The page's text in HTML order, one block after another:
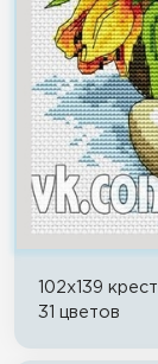
102x139
31 цветов